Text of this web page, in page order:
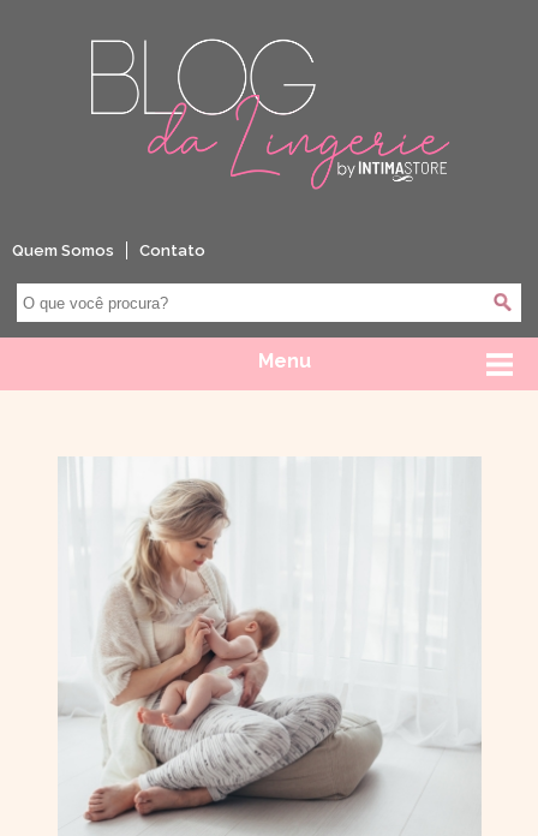
Quem Somos Contato
Menu